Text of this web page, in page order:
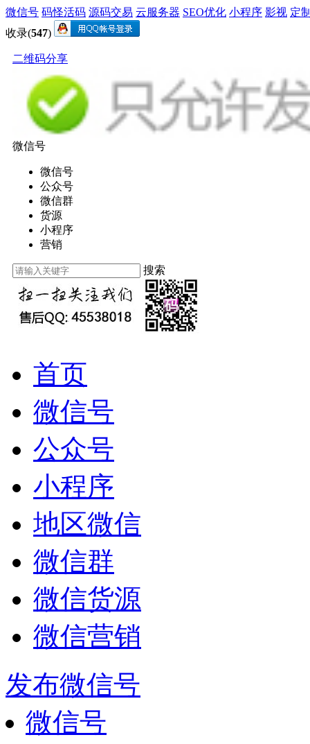
微信号 码怪活码 源码交易 云服务器 SEO优化 小程序 影视 定
收录(547)
二维码分享
微信号
微信号
公众号
微信群
货源
小程序
营销
搜索
首页
微信号
公众号
小程序
地区微信
微信群
微信货源
微信营销
发布微信号
微信号